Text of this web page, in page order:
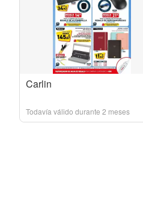
Carlin
Todavía válido durante 2 meses